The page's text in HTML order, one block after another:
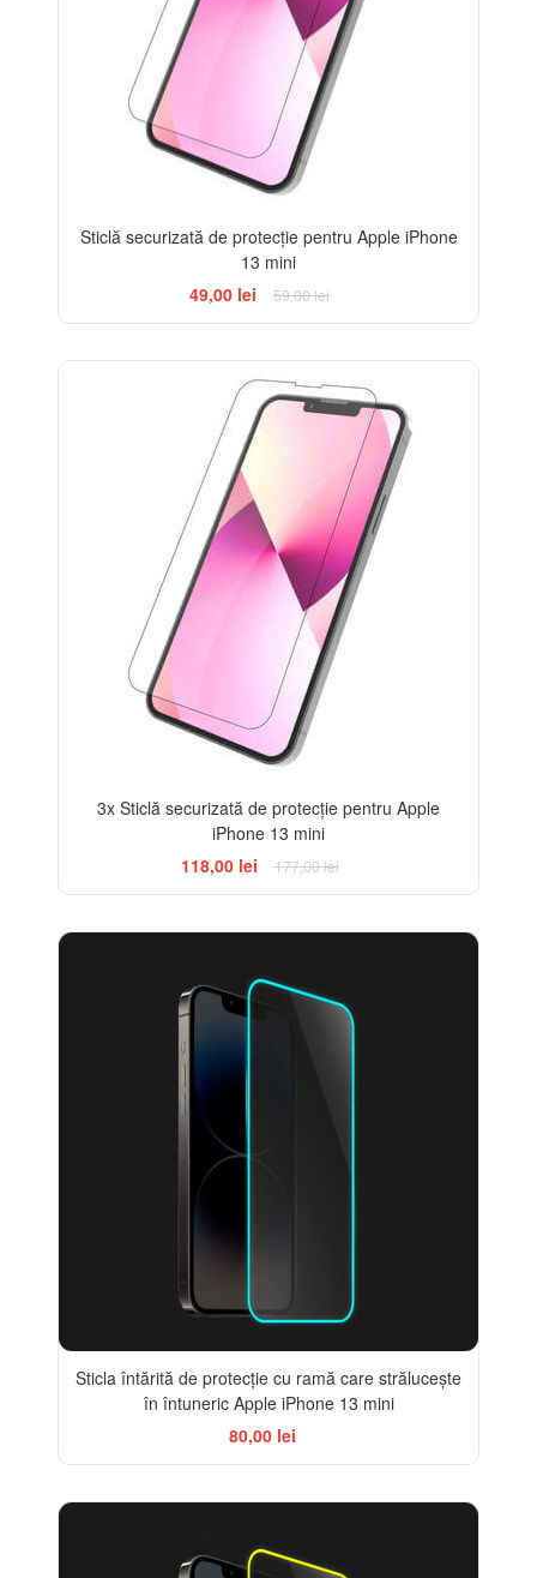
Sticlă securizată de protecție pentru Apple iPhone
13 mini
49,00 lei
59,00 lei
3x Sticlă securizată de protecție pentru Apple
iPhone 13 mini
118,00 lei
177,00 lei
Sticla întărită de protecție cu ramă care strălucește
în întuneric Apple iPhone 13 mini
80,00 lei